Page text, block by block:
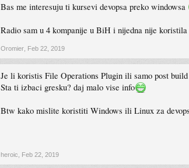
Bas me interesuju ti kursevi devopsa preko windowsa
Radio sam u 4 kompanije u BiH i nijedna nije
Oromier Feb 22, 2019
Je li koristis File Operations Plugin ili samo post
Sta ti izbaci gresku? daj malo vise info
Btw kako mislite koristiti Windows ili Linux za
heroic Feb 22, 2019